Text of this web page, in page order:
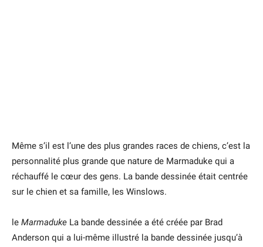
Même s’il est l’une des plus grandes races de chiens, c’est la
personnalité plus grande que nature de Marmaduke qui a
réchauffé le cœur des gens. La bande dessinée était centrée
sur le chien et sa famille, les Winslows.
le Marmaduke La bande dessinée a été créée par Brad
Anderson qui a lui-même illustré la bande dessinée jusqu’à